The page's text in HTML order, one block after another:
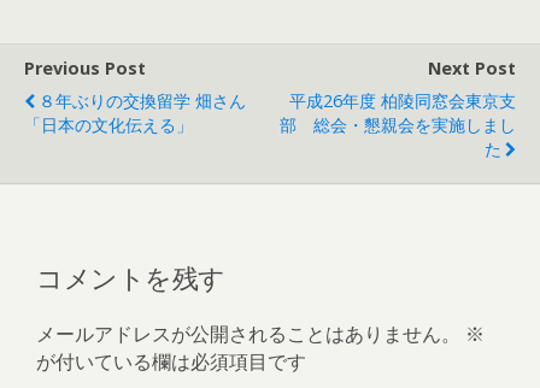
Previous Post
８年ぶりの交換留学 畑さん
「日本の文化伝える」
Next Post
平成26年度 柏陵同窓会東京支
部 総会・懇親会を実施しまし
た
コメントを残す
メールアドレスが公開されることはありません。
※
が付いている欄は必須項目です